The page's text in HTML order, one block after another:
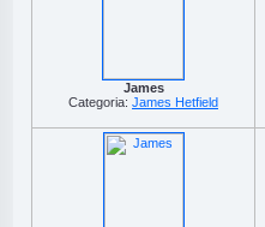
James
Categoria: James Hetfield